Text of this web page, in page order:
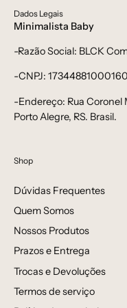
Dados Legais
Minimalista Baby
-Razão Social: BLCK
-CNPJ: 17344881000160
-Endereço: Rua Coronel
Porto Alegre, RS. Brasil.
Shop
Dúvidas Frequentes
Quem Somos
Nossos Produtos
Prazos e Entrega
Trocas e Devoluções
Termos de serviço